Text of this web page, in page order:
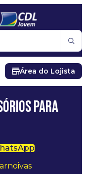
Área do Lojista
PARA